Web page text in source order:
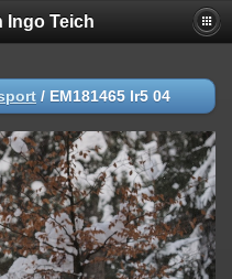
Ingo Teich
/ EM181465 lr5 04